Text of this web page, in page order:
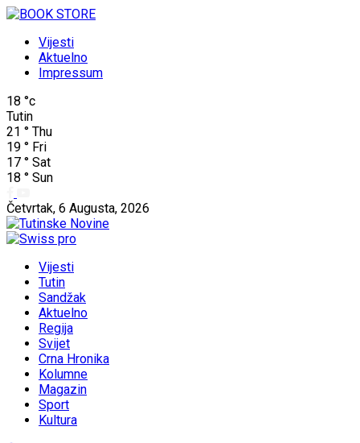
Vijesti
Aktuelno
Impressum
18 °c
Tutin
21 ° Thu
19 ° Fri
17 ° Sat
18 ° Sun
Četvrtak, 6 Augusta, 2026
Vijesti
Tutin
Sandžak
Aktuelno
Regija
Svijet
Crna Hronika
Kolumne
Magazin
Sport
Kultura